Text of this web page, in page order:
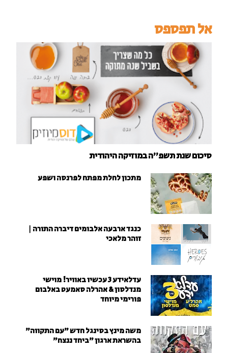
אל תפספס
סיכום שנת תשפ"ה במוזיקה היהודית
מתכון לחלת מפתח לפרנסה ושפע
כנגד ארבעה אלבומים דיברה התורה |
זוהר מלאכי
עדלאידע 3 עכשיו באוויר! מוישי
מנדלסון & אהרלה סאמעט באלבום
פורימי מיוחד
משה מינץ בסינגל חדש ״עם התקווה״
בהשראת ארגון "ביחד ננצח"